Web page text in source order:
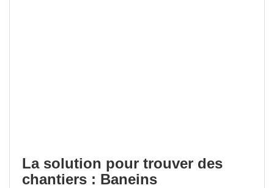
La solution pour trouver des
chantiers : Baneins